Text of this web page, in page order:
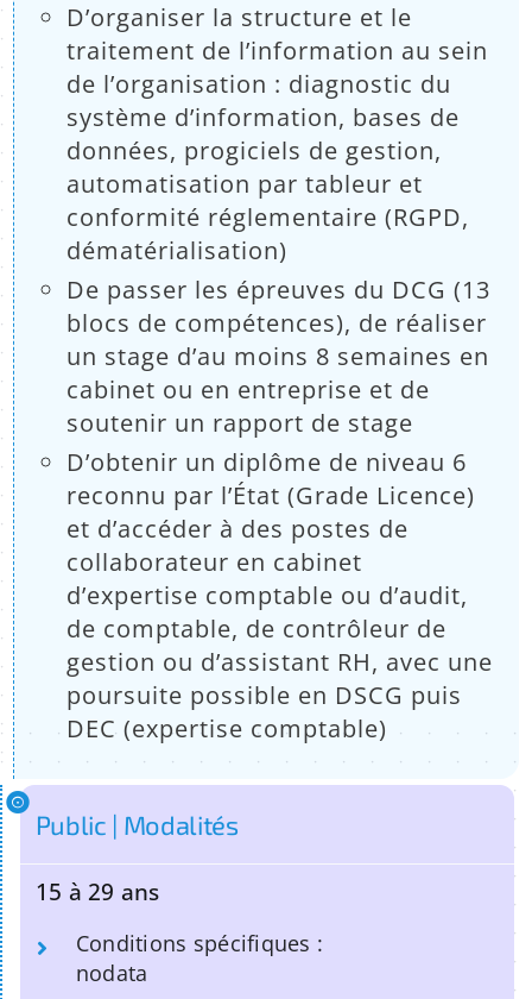
D’organiser la structure et le
traitement de l’information au sein
de l’organisation : diagnostic du
système d’information, bases de
données, progiciels de gestion,
automatisation par tableur et
conformité réglementaire (RGPD,
dématérialisation)
De passer les épreuves du DCG (13
blocs de compétences), de réaliser
un stage d’au moins 8 semaines en
cabinet ou en entreprise et de
soutenir un rapport de stage
D’obtenir un diplôme de niveau 6
reconnu par l’État (Grade Licence)
et d’accéder à des postes de
collaborateur en cabinet
d’expertise comptable ou d’audit,
de comptable, de contrôleur de
gestion ou d’assistant RH, avec une
poursuite possible en DSCG puis
DEC (expertise comptable)
Public | Modalités
15 à 29 ans
Conditions spécifiques :
nodata